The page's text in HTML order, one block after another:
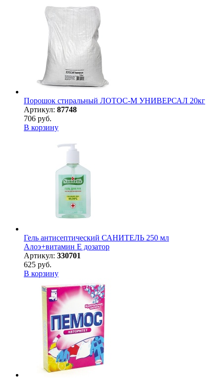
Порошок стиральный ЛОТОС-М УНИВЕРСАЛ 20кг
Артикул: 87748
706 руб.
В корзину
Гель антисептический САНИТЕЛЬ 250 мл
Алоэ+витамин Е дозатор
Артикул: 330701
625 руб.
В корзину